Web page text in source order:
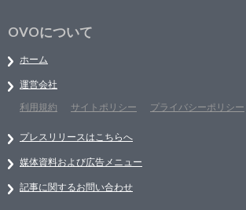
OVOについて
ホーム
運営会社
利用規約
サイトポリシー プライバシーポリシー
プレスリリースはこちらへ
媒体資料および広告メニュー
記事に関するお問い合わせ